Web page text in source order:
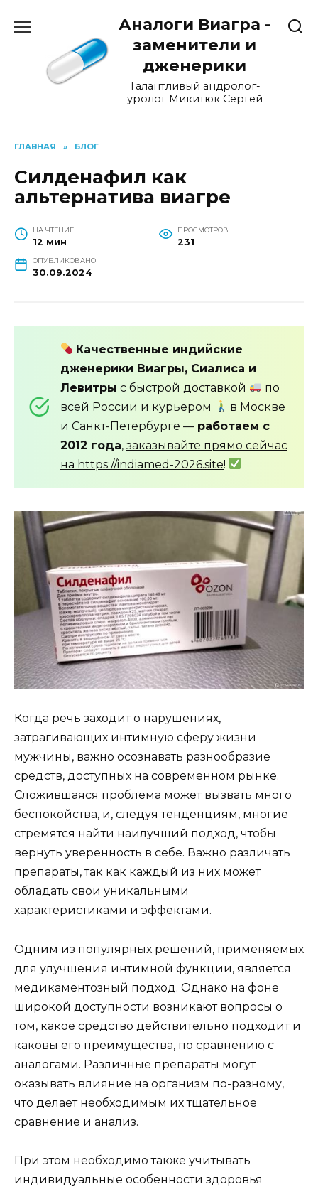
Аналоги Виагра -
заменители и
дженерики
Талантливый андролог-
уролог Микитюк Сергей
ГЛАВНАЯ » БЛОГ
Силденафил как
альтернатива виагре
НА ЧТЕНИЕ
12 мин
ПРОСМОТРОВ
231
ОПУБЛИКОВАНО
30.09.2024
Качественные индийские
дженерики Виагры, Сиалиса и
Левитры с быстрой доставкой
по
всей России и курьером
в Москве
и Санкт-Петербурге — работаем с
2012 года, заказывайте прямо сейчас
на https://indiamed-2026.site!
Когда речь заходит о нарушениях,
затрагивающих интимную сферу жизни
мужчины, важно осознавать разнообразие
средств, доступных на современном рынке.
Сложившаяся проблема может вызвать много
беспокойства, и, следуя тенденциям, многие
стремятся найти наилучший подход, чтобы
вернуть уверенность в себе. Важно различать
препараты, так как каждый из них может
обладать свои уникальными
характеристиками и эффектами.
Одним из популярных решений, применяемых
для улучшения интимной функции, является
медикаментозный подход. Однако на фоне
широкой доступности возникают вопросы о
том, какое средство действительно подходит и
каковы его преимущества, по сравнению с
аналогами. Различные препараты могут
оказывать влияние на организм по-разному,
что делает необходимым их тщательное
сравнение и анализ.
При этом необходимо также учитывать
индивидуальные особенности здоровья